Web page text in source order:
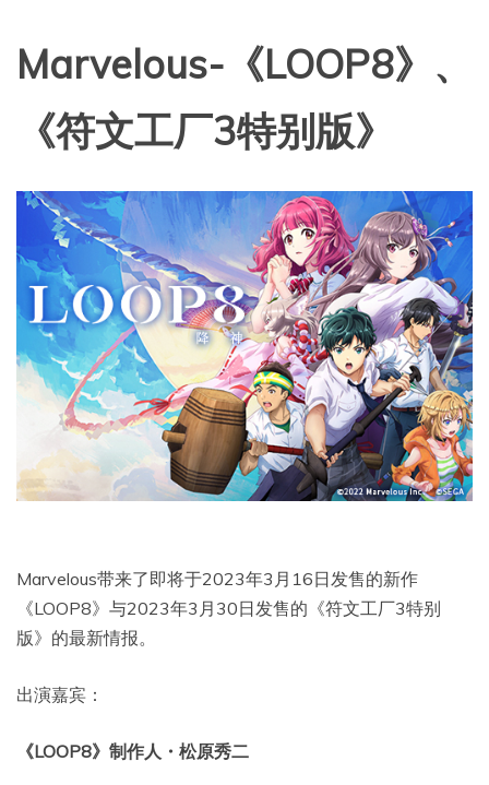
Marvelous-《LOOP8》、
《符文工厂3特别版》
Marvelous带来了即将于2023年3月16日发售的新作
《LOOP8》与2023年3月30日发售的《符文工厂3特别
版》的最新情报。
出演嘉宾：
《LOOP8》制作人・松原秀二